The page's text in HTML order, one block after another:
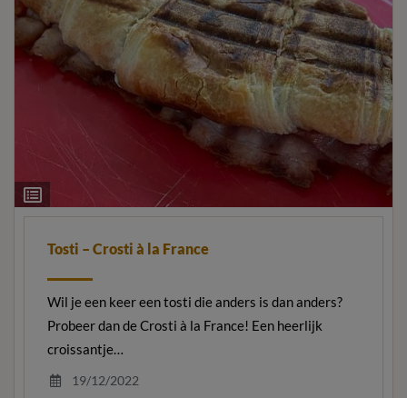
Ingrediëntenlijst
Tosti – Crosti à la France
Wil je een keer een tosti die anders is dan anders?
Probeer dan de Crosti à la France! Een heerlijk
croissantje…
19/12/2022